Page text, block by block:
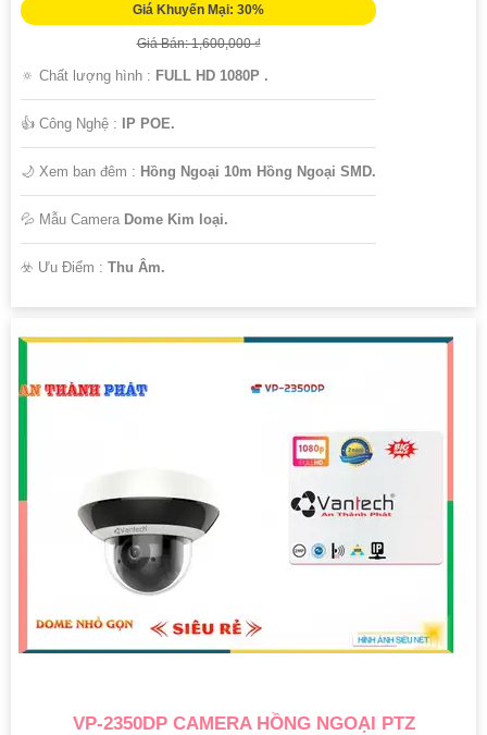
Giá Khuyến Mại: 30%
Giá Bán: 1,600,000 ₫
🔅 Chất lượng hình : FULL HD 1080P .
👍 Công Nghệ : IP POE.
🌙 Xem ban đêm : Hồng Ngoại 10m Hồng Ngoại SMD.
💦 Mẫu Camera Dome Kim loại.
️☣️ Ưu Điểm : Thu Âm.
VP-2350DP CAMERA HỒNG NGOẠI PTZ